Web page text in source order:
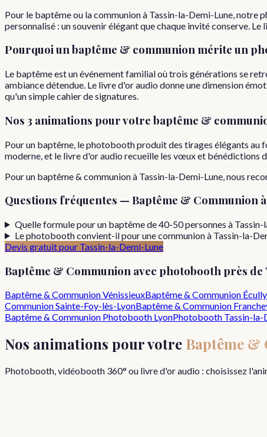
Pour le baptême ou la communion à Tassin-la-Demi-Lune,
personnalisé : un souvenir élégant que chaque invité conserve.
Pourquoiunbaptême & communion mérite un
Le baptême est un événement familial où trois générations se
ambiance détendue. Le livre d'or audio donne une dimension
qu'un simple cahier de signatures.
Nos 3 animations pour votre baptême &
Pour un baptême, le photobooth produit des tirages élégants au
moderne, et le livre d'or audio recueille les vœux et bénédictions
Pourun baptême & communionà Tassin-la-Demi-Lune , nous
Questions fréquentes — Baptême & Communion à
Quelle formule pour un baptême de 40-50 personnes à Tassin-
Le photobooth convient-il pour une communion à Tassin-la-
Devis gratuit pour Tassin-la-Demi-Lune
Baptême & Communion avec photobooth près de
Baptême & CommunionVénissieuxBaptême & Communion Écully
CommunionSainte-Foy-lès-LyonBaptême & Communion
Baptême & Communion Photobooth LyonPhotobooth Tassin-la-
Nos animations pour votre Baptême &
Photobooth, vidéobooth 360° ou livre d'or audio : choisissez